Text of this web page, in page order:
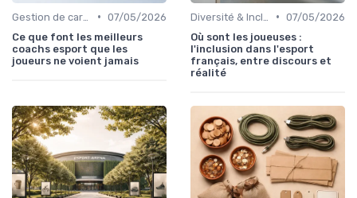
• 07/05/2026
Ce que font les meilleurs
coachs esport que les
joueurs ne voient jamais
• 07/05/2026
Où sont les joueuses :
l'inclusion dans l'esport
français, entre discours et
réalité